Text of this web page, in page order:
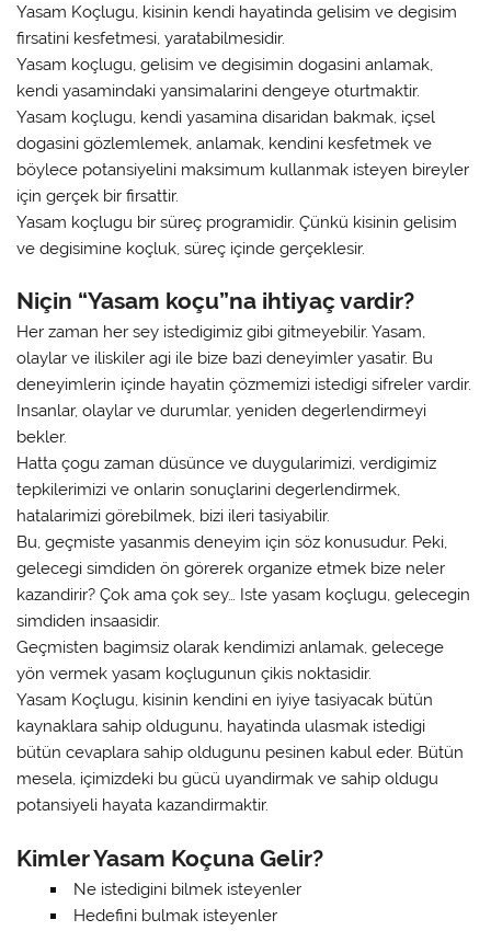
Yasam Koçlugu, kisinin kendi hayatinda gelisim ve degisim
firsatini kesfetmesi, yaratabilmesidir.
Yasam koçlugu, gelisim ve degisimin dogasini anlamak,
kendi yasamindaki yansimalarini dengeye oturtmaktir.
Yasam koçlugu, kendi yasamina disaridan bakmak, içsel
dogasini gözlemlemek, anlamak, kendini kesfetmek ve
böylece potansiyelini maksimum kullanmak isteyen bireyler
için gerçek bir firsattir.
Yasam koçlugu bir süreç programidir. Çünkü kisinin gelisim
ve degisimine koçluk, süreç içinde gerçeklesir.
Niçin “Yasam koçu”na ihtiyaç vardir?
Her zaman her sey istedigimiz gibi gitmeyebilir. Yasam,
olaylar ve iliskiler agi ile bize bazi deneyimler yasatir. Bu
deneyimlerin içinde hayatin çözmemizi istedigi sifreler vardir.
Insanlar, olaylar ve durumlar, yeniden degerlendirmeyi
bekler.
Hatta çogu zaman düsünce ve duygularimizi, verdigimiz
tepkilerimizi ve onlarin sonuçlarini degerlendirmek,
hatalarimizi görebilmek, bizi ileri tasiyabilir.
Bu, geçmiste yasanmis deneyim için söz konusudur. Peki,
gelecegi simdiden ön görerek organize etmek bize neler
kazandirir? Çok ama çok sey… Iste yasam koçlugu, gelecegin
simdiden insaasidir.
Geçmisten bagimsiz olarak kendimizi anlamak, gelecege
yön vermek yasam koçlugunun çikis noktasidir.
Yasam Koçlugu, kisinin kendini en iyiye tasiyacak bütün
kaynaklara sahip oldugunu, hayatinda ulasmak istedigi
bütün cevaplara sahip oldugunu pesinen kabul eder. Bütün
mesela, içimizdeki bu gücü uyandirmak ve sahip oldugu
potansiyeli hayata kazandirmaktir.
Kimler Yasam Koçuna Gelir?
Ne istedigini bilmek isteyenler
Hedefini bulmak isteyenler